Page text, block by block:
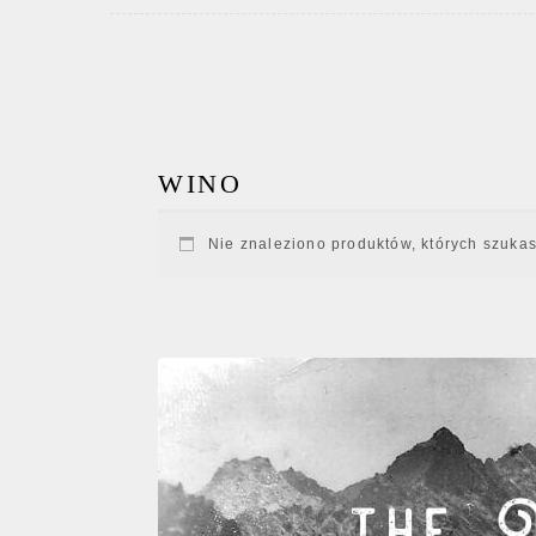
WINO
Nie znaleziono produktów, których